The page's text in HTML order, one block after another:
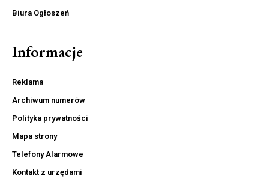
Biura Ogłoszeń
Informacje
Reklama
Archiwum numerów
Polityka prywatności
Mapa strony
Telefony Alarmowe
Kontakt z urzędami